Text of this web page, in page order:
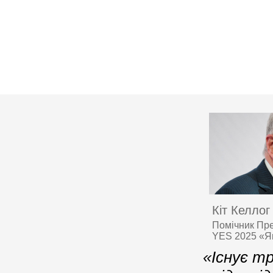
Кіт Келлог
Помічник
YES 2025
«Існує